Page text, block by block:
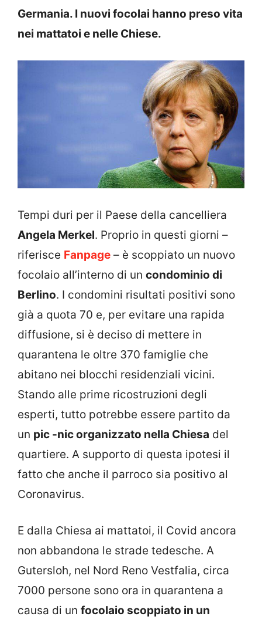
Germania. I nuovi focolai hanno preso vita
nei mattatoi e nelle Chiese.
Tempi duri per il Paese della cancelliera
Angela Merkel. Proprio in questi giorni –
riferisce Fanpage – è scoppiato un nuovo
focolaio all’interno di un condominio di
Berlino. I condomini risultati positivi sono
già a quota 70 e, per evitare una rapida
diffusione, si è deciso di mettere in
quarantena le oltre 370 famiglie che
abitano nei blocchi residenziali vicini.
Stando alle prime ricostruzioni degli
esperti, tutto potrebbe essere partito da
un pic -nic organizzato nella Chiesa del
quartiere. A supporto di questa ipotesi il
fatto che anche il parroco sia positivo al
Coronavirus.
E dalla Chiesa ai mattatoi, il Covid ancora
non abbandona le strade tedesche. A
Gutersloh, nel Nord Reno Vestfalia, circa
7000 persone sono ora in quarantena a
causa di un focolaio scoppiato in un